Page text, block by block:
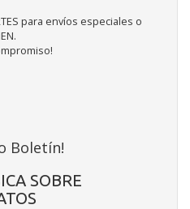
para envíos especiales o
Boletín!
SOBRE